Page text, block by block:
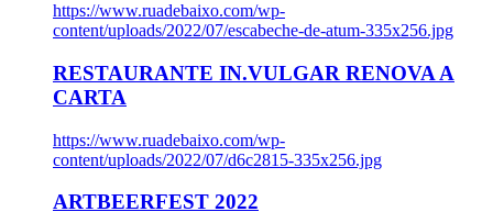
https://www.ruadebaixo.com/wp-
content/uploads/2022/07/escabeche-de-atum-335x256.jpg
RESTAURANTE IN.VULGAR RENOVA A
CARTA
https://www.ruadebaixo.com/wp-
content/uploads/2022/07/d6c2815-335x256.jpg
ARTBEERFEST 2022